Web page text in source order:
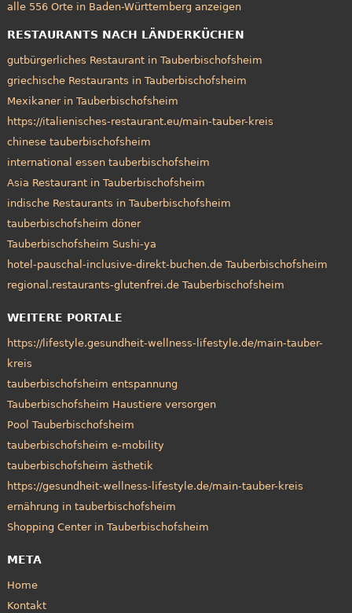
alle 556 Orte in Baden-Württemberg anzeigen
RESTAURANTS NACH LÄNDERKÜCHEN
gutbürgerliches Restaurant in Tauberbischofsheim
griechische Restaurants in Tauberbischofsheim
Mexikaner in Tauberbischofsheim
https://italienisches-restaurant.eu/main-tauber-kreis
chinese tauberbischofsheim
international essen tauberbischofsheim
Asia Restaurant in Tauberbischofsheim
indische Restaurants in Tauberbischofsheim
tauberbischofsheim döner
Tauberbischofsheim Sushi-ya
hotel-pauschal-inclusive-direkt-buchen.de Tauberbischofsheim
regional.restaurants-glutenfrei.de Tauberbischofsheim
WEITERE PORTALE
https://lifestyle.gesundheit-wellness-lifestyle.de/main-tauber-
kreis
tauberbischofsheim entspannung
Tauberbischofsheim Haustiere versorgen
Pool Tauberbischofsheim
tauberbischofsheim e-mobility
tauberbischofsheim ästhetik
https://gesundheit-wellness-lifestyle.de/main-tauber-kreis
ernährung in tauberbischofsheim
Shopping Center in Tauberbischofsheim
META
Home
Kontakt